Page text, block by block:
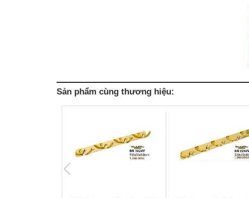
Sản phẩm cùng thương hiệu: